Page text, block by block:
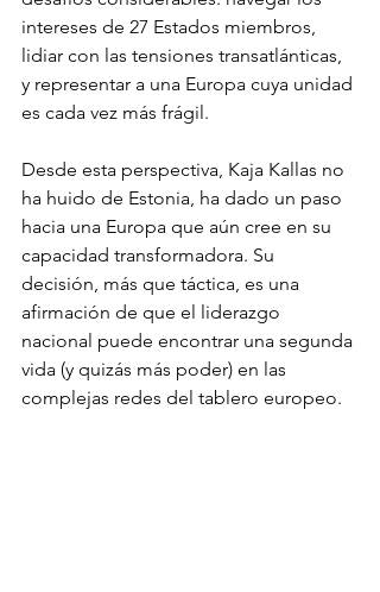
intereses de 27 Estados miembros,
lidiar con las tensiones transatlánticas,
y representar a una Europa cuya unidad
es cada vez más frágil.
Desde esta perspectiva, Kaja Kallas no
ha huido de Estonia, ha dado un paso
hacia una Europa que aún cree en su
capacidad transformadora. Su
decisión, más que táctica, es una
afirmación de que el liderazgo
nacional puede encontrar una segunda
vida (y quizás más poder) en las
complejas redes del tablero europeo.